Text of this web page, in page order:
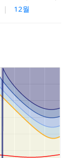
| 12월